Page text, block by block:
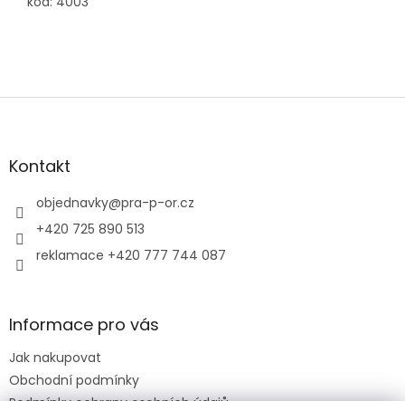
Z
aKontakt
objednavky@pra-p-or.cz
+420 725 890 513
reklamace +420 777 744 087
Informace pro vás
Jak nakupovat
Obchodní podmínky